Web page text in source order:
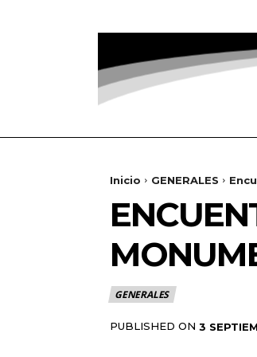
Inicio GENERALES
GENERALES
PUBLISHED ON 3